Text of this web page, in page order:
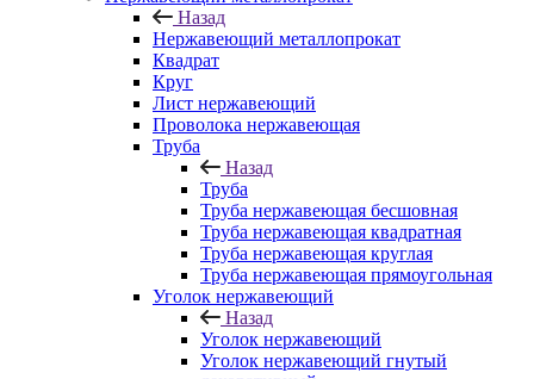
Назад
Нержавеющий металлопрокат
Квадрат
Круг
Лист нержавеющий
Проволока нержавеющая
Труба
Назад
Труба
Труба нержавеющая бесшовная
Труба нержавеющая квадратная
Труба нержавеющая круглая
Труба нержавеющая прямоугольная
Уголок нержавеющий
Назад
Уголок нержавеющий
Уголок нержавеющий гнутый